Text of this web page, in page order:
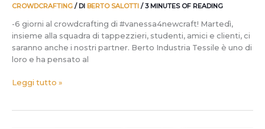
CROWDCRAFTING / DI BERTO SALOTTI /3 MINUTES OF READING
-6 giorni al crowdcrafting di #vanessa4newcraft! Martedì,
insieme alla squadra di tappezzieri, studenti, amici e clienti, ci
saranno anche i nostri partner. Berto Industria Tessile è uno di
loro e ha pensato al
Leggi tutto »